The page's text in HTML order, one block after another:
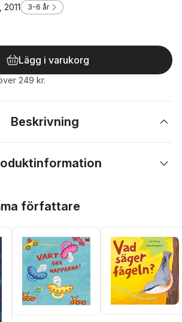
3-6 år
Lägg i varukorg
249 kr.
Beskrivning
författare